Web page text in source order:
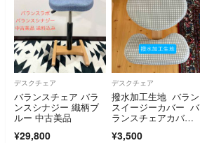
デスクチェア
バランスチェア バラ
ンスシナジー 織柄ブ
ルー 中古美品
¥29,800
デスクチェア
撥水加工生地 バラン
スイージーカバー バ
ランスチェアカバ
¥3,500